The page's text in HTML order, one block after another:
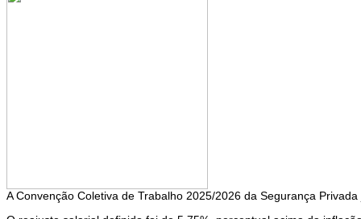
A Convenção Coletiva de Trabalho 2025/2026 da Segurança